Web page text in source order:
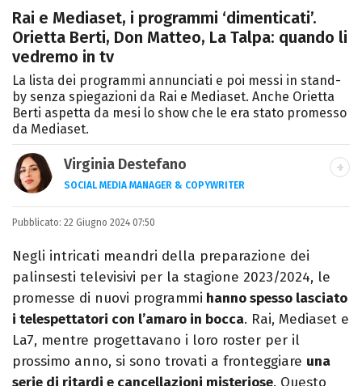
Rai e Mediaset, i programmi ‘dimenticati’.
Orietta Berti, Don Matteo, La Talpa: quando li
vedremo in tv
La lista dei programmi annunciati e poi messi in stand-
by senza spiegazioni da Rai e Mediaset. Anche Orietta
Berti aspetta da mesi lo show che le era stato promesso
da Mediaset.
Virginia Destefano
SOCIAL MEDIA MANAGER & COPYWRITER
Una passione smisurata per le serie TV.
Laurea in Cinema, Televisione e New Media,
videomaking e scrittura sono il mio
passatempo preferito.
Pubblicato: 22 Giugno 2024 07:50
Negli intricati meandri della preparazione dei
palinsesti televisivi per la stagione 2023/2024, le
promesse di nuovi programmi hanno spesso lasciato
i telespettatori con l’amaro in bocca. Rai, Mediaset e
La7, mentre progettavano i loro roster per il
prossimo anno, si sono trovati a fronteggiare una